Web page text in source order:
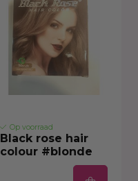
Op voorraad
Black rose hair
colour #blonde